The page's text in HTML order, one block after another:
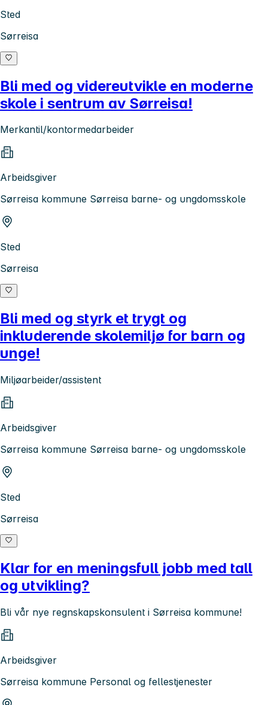
Sted
Sørreisa
Bli med og videreutvikle en moderne
skole i sentrum av Sørreisa!
Merkantil/kontormedarbeider
Arbeidsgiver
Sørreisa kommune Sørreisa barne- og ungdomsskole
Sted
Sørreisa
Bli med og styrk et trygt og
inkluderende skolemiljø for barn og
unge!
Miljøarbeider/assistent
Arbeidsgiver
Sørreisa kommune Sørreisa barne- og ungdomsskole
Sted
Sørreisa
Klar for en meningsfull jobb med tall
og utvikling?
Bli vår nye regnskapskonsulent i Sørreisa kommune!
Arbeidsgiver
Sørreisa kommune Personal og fellestjenester